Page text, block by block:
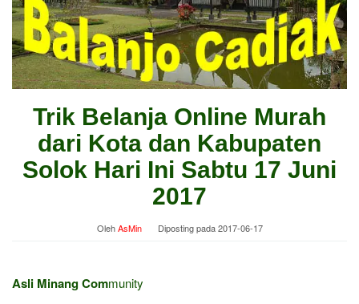
Trik Belanja Online Murah
dari Kota dan Kabupaten
Solok Hari Ini Sabtu 17 Juni
2017
OlehAsMin Diposting pada2017-06-17
Asli Minang Community